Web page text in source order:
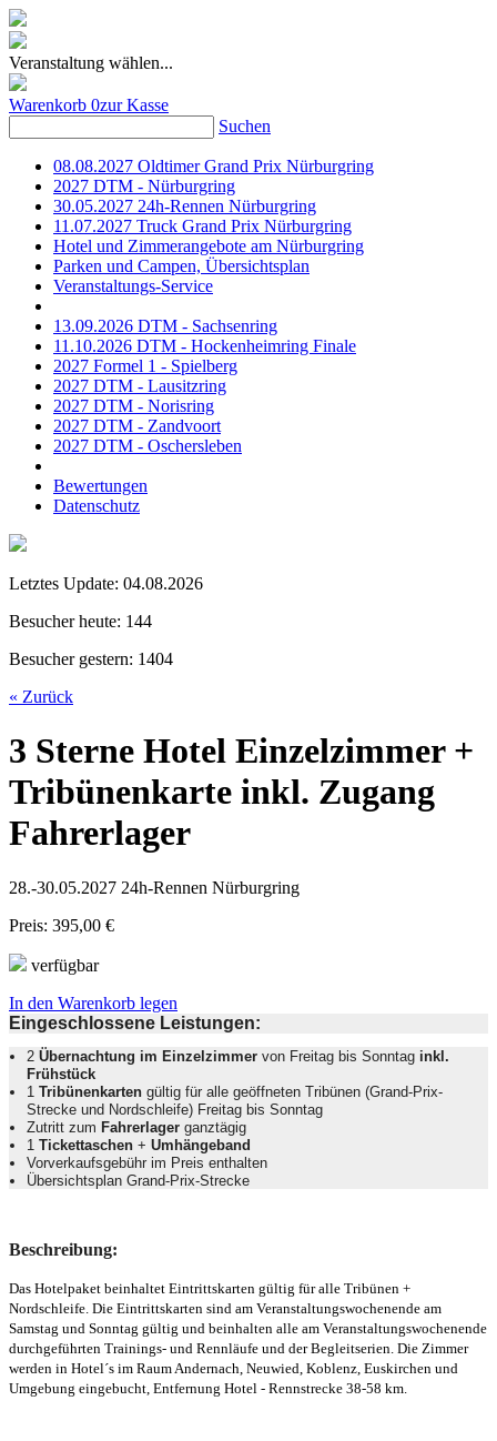
Veranstaltung wählen...
Warenkorb 0zur Kasse
Suchen
08.08.2027 Oldtimer Grand Prix Nürburgring
2027 DTM - Nürburgring
30.05.2027 24h-Rennen Nürburgring
11.07.2027 Truck Grand Prix Nürburgring
Hotel und Zimmerangebote am Nürburgring
Parken und Campen, Übersichtsplan
Veranstaltungs-Service
13.09.2026 DTM - Sachsenring
11.10.2026 DTM - Hockenheimring Finale
2027 Formel 1 - Spielberg
2027 DTM - Lausitzring
2027 DTM - Norisring
2027 DTM - Zandvoort
2027 DTM - Oschersleben
Bewertungen
Datenschutz
Letztes Update: 04.08.2026
Besucher heute: 144
Besucher gestern: 1404
« Zurück
3 Sterne Hotel Einzelzimmer +
Tribünenkarte inkl. Zugang
Fahrerlager
28.-30.05.2027 24h-Rennen Nürburgring
Preis: 395,00 €
verfügbar
In den Warenkorb legen
Eingeschlossene Leistungen:
2 Übernachtung im Einzelzimmer von Freitag bis Sonntag inkl.
Frühstück
1 Tribünenkarten gültig für alle geöffneten Tribünen (Grand-Prix-
Strecke und Nordschleife) Freitag bis Sonntag
Zutritt zum Fahrerlager ganztägig
1 Tickettaschen + Umhängeband
Vorverkaufsgebühr im Preis enthalten
Übersichtsplan Grand-Prix-Strecke
Beschreibung:
Das Hotelpaket beinhaltet Eintrittskarten gültig für alle Tribünen +
Nordschleife. Die Eintrittskarten sind am Veranstaltungswochenende am
Samstag und Sonntag gültig und beinhalten alle am Veranstaltungswochenende
durchgeführten Trainings- und Rennläufe und der Begleitserien. Die Zimmer
werden in Hotel´s im Raum Andernach, Neuwied, Koblenz, Euskirchen und
Umgebung eingebucht, Entfernung Hotel - Rennstrecke 38-58 km.